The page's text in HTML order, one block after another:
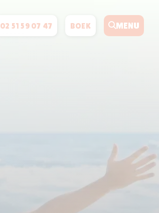
02 51 59 07 47 BOEK MENU